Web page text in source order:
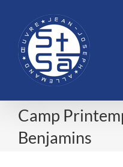
content
Camp
Benjamins